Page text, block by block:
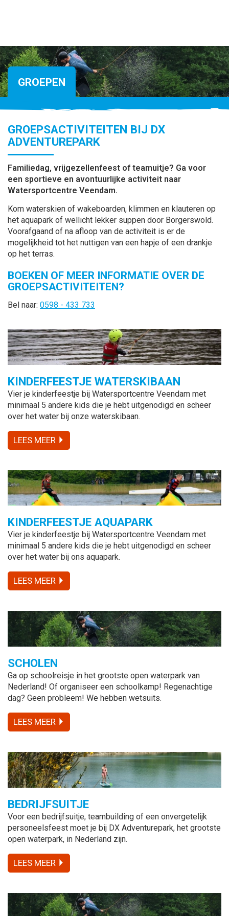
GROEPEN
GROEPSACTIVITEITEN BIJ DX
ADVENTUREPARK
Familiedag, vrijgezellenfeest of teamuitje? Ga voor
een sportieve en avontuurlijke activiteit naar
Watersportcentre Veendam.
Kom waterskien of wakeboarden, klimmen en klauteren op
het aquapark of wellicht lekker suppen door Borgerswold.
Voorafgaand of na afloop van de activiteit is er de
mogelijkheid tot het nuttigen van een hapje of een drankje
op het terras.
BOEKEN OF MEER INFORMATIE OVER DE
GROEPSACTIVITEITEN?
Bel naar: 0598 - 433 733
KINDERFEESTJE WATERSKIBAAN
Vier je kinderfeestje bij Watersportcentre Veendam met
minimaal 5 andere kids die je hebt uitgenodigd en scheer
over het water bij onze waterskibaan.
LEES MEER
KINDERFEESTJE AQUAPARK
Vier je kinderfeestje bij Watersportcentre Veendam met
minimaal 5 andere kids die je hebt uitgenodigd en scheer
over het water bij ons aquapark.
LEES MEER
SCHOLEN
Ga op schoolreisje in het grootste open waterpark van
Nederland! Of organiseer een schoolkamp! Regenachtige
dag? Geen probleem! We hebben wetsuits.
LEES MEER
BEDRIJFSUITJE
Voor een bedrijfsuitje, teambuilding of een onvergetelijk
personeelsfeest moet je bij DX Adventurepark, het grootste
open waterpark, in Nederland zijn.
LEES MEER